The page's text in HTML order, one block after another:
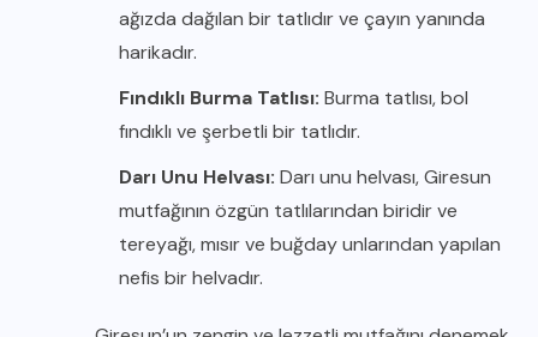
ağızda dağılan bir tatlıdır ve çayın yanında
harikadır.
Fındıklı Burma Tatlısı: Burma tatlısı, bol
fındıklı ve şerbetli bir tatlıdır.
Darı Unu Helvası: Darı unu helvası, Giresun
mutfağının özgün tatlılarından biridir ve
tereyağı, mısır ve buğday unlarından yapılan
nefis bir helvadır.